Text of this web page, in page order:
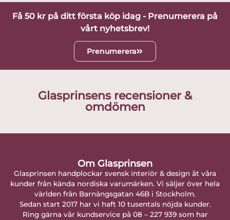
Få 50 kr på ditt första köp idag - Prenumerera på
vårt nyhetsbrev!
Prenumerera
Glasprinsens recensioner &
omdömen
Om Glasprinsen
Glasprinsen handplockar svensk interiör & design åt våra
kunder från kända nordiska varumärken. Vi säljer över hela
världen från Barnängsgatan 46B i Stockholm.
Sedan start 2017 har vi haft 10 tusentals nöjda kunder.
Ring gärna vår kundservice på 08 – 227 939 som har